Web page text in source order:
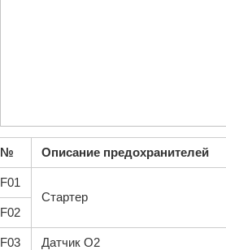
№ Описание предохранителей
F01
Стартер
F02
F03 Датчик O2